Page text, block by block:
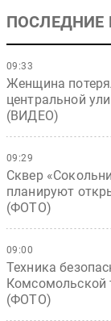
ПОСЛЕДНИЕ
Женщина
центральной
(ВИДЕО)
09:33
Сквер
планируют
(ФОТО)
09:29
Техника
Комсомольской
(ФОТО)
09:00